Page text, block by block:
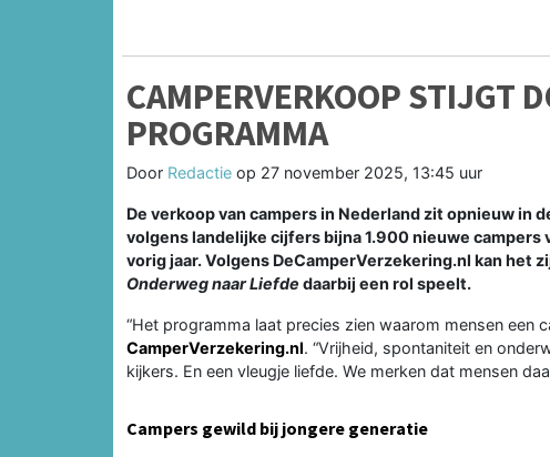
CAMPERVERKOOP STIJGT
PROGRAMMA
Door Redactie op 27 november 2025, 13:45 uur
De verkoop van campers in Nederland zit opnieuw in
volgens landelijke cijfers bijna 1.900 nieuwe campers
vorig jaar. Volgens DeCamperVerzekering.nl kan het
Onderweg naar Liefde daarbij een rol speelt.
“Het programma laat precies zien waarom mensen een
CamperVerzekering.nl. “Vrijheid, spontaniteit en
kijkers. En een vleugje liefde. We merken dat mensen
Campers gewild bij jongere generatie